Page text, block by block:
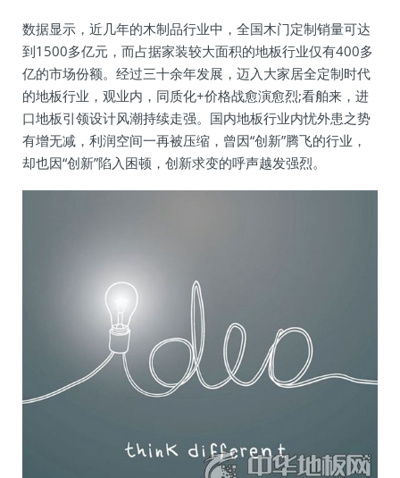
数据显示，近几年的木制品行业中，全国木门定制销量可达
到1500多亿元，而占据家装较大面积的地板行业仅有400多
亿的市场份额。经过三十余年发展，迈入大家居全定制时代
的地板行业，观业内，同质化+价格战愈演愈烈;看舶来，进
口地板引领设计风潮持续走强。国内地板行业内忧外患之势
有增无减，利润空间一再被压缩，曾因“创新”腾飞的行业，
却也因“创新”陷入困顿，创新求变的呼声越发强烈。